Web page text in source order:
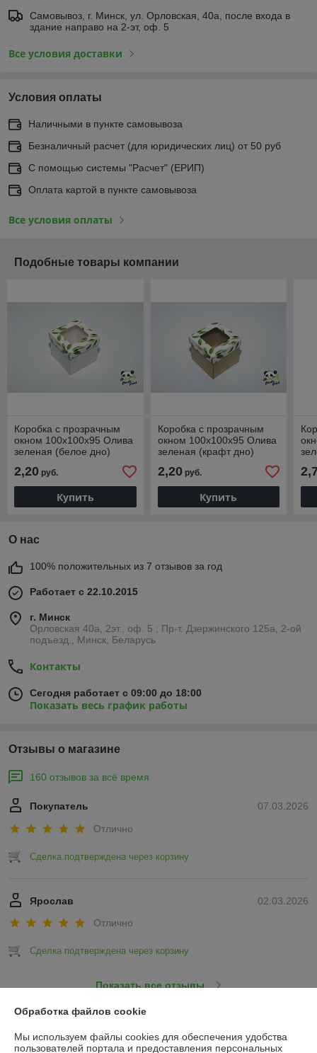
Самовывоз, г. Минск, ул. Орловская, 40а, после входа в
здание направо на 2-эт, оф. 5
Все условия доставки
Условия оплаты
Наличными в пункте самовывоза
Безналичный расчет (для юридических лиц) от 50 руб
С помощью системы "Расчет" (ЕРИП)
Оплата картой в пункте самовывоза
Все условия оплаты
Подобные товары компании
Коробка с прозрачным
окном 100х100х95 Олива
зеленая (белое дно)
2,20 руб.
Купить
Коробка с прозрачным
окном 100х100х95 Олива
зеленая (крафт дно)
2,20руб.
Купить
О нас
100% положительных из 7 отзывов за год
Работает с 22.10.2015
г. Минск
Орловская 40а, 2эт., оф. 5 ; Пр-т. Дзержинского 125а, 2-ой
подъезд., Минск, Беларусь
Контакты
Сегодня работает с 09:00 до 18:00
Показать весь график работы
Отзывы о магазине
160 отзывов за всё время
07.03.2026
Покупатель
Отлично
Сделка подтверждена через корзину
02.03.2026
Ярослав
Отлично
Сделка подтверждена через корзину
Показать все отзывы
О нас
Обработка файлов cookie
Мы используем файлы cookies для обеспечения удобства
пользователей портала и предоставления персональных